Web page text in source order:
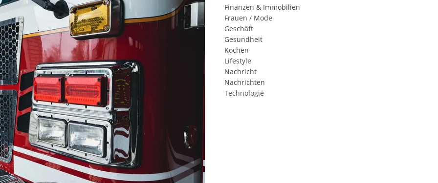
Finanzen & Immobilien
Frauen / Mode
Geschäft
Gesundheit
Kochen
Lifestyle
Nachricht
Nachrichten
Technologie